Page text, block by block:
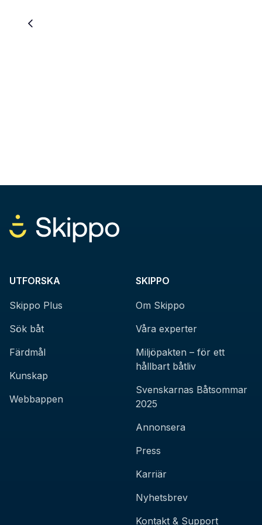
UTFORSKA
Skippo Plus
Sök båt
Färdmål
Kunskap
Webbappen
SKIPPO
Om Skippo
Våra experter
Miljöpakten – för ett
hållbart båtliv
Svenskarnas Båtsommar
2025
Annonsera
Press
Karriär
Nyhetsbrev
Kontakt & Support